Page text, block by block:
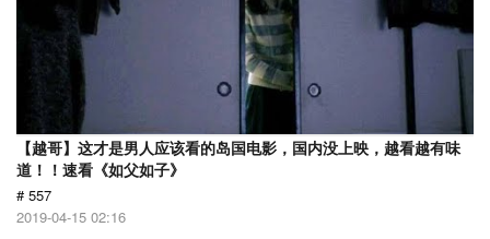
【越哥】这才是男人应该看的岛国电影，国内没上映，越看越有味
道！！速看《如父如子》
# 557
2019-04-15 02:16